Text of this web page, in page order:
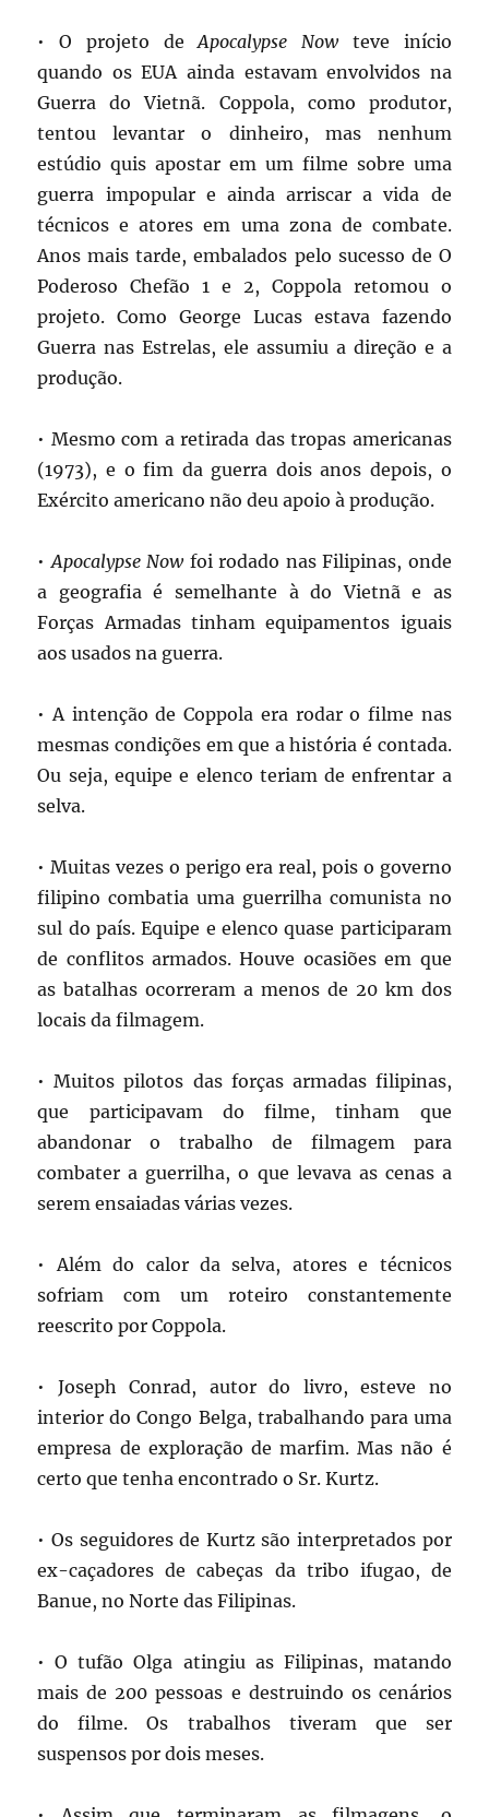
• O projeto deApocalypse Nowteve início
quando os EUA ainda estavam envolvidos na
Guerra do Vietnã. Coppola, como produtor,
tentou levantar o dinheiro, mas nenhum
estúdio quis apostar em um filme sobre uma
guerra impopular e ainda arriscar a vida de
técnicos e atores em uma zona de combate.
Anos mais tarde, embalados pelo sucesso de O
Poderoso Chefão 1 e 2, Coppola retomou o
projeto. Como George Lucas estava fazendo
Guerra nas Estrelas, ele assumiu a direção e a
produção.
• Mesmo com a retirada das tropas americanas
(1973), e o fim da guerra dois anos depois, o
Exército americano não deu apoio à produção.
• Apocalypse Nowfoi rodado nas Filipinas, onde
a geografia é semelhante à do Vietnã e as
Forças Armadas tinham equipamentos iguais
aos usados na guerra.
• A intenção de Coppola era rodar o filme nas
mesmas condições em que a história é contada.
Ou seja, equipe e elenco teriam de enfrentar a
selva.
• Muitas vezes o perigo era real, pois o governo
filipino combatia uma guerrilha comunista no
sul do país. Equipe e elenco quase participaram
de conflitos armados. Houve ocasiões em que
as batalhas ocorreram a menos de 20 km dos
locais da filmagem.
• Muitos pilotos das forças armadas filipinas,
que participavam do filme, tinham que
abandonar o trabalho de filmagem para
combater a guerrilha, o que levava as cenas a
serem ensaiadas várias vezes.
• Além do calor da selva, atores e técnicos
sofriam com um roteiro constantemente
reescrito por Coppola.
• Joseph Conrad, autor do livro, esteve no
interior do Congo Belga, trabalhando para uma
empresa de exploração de marfim. Mas não é
certo que tenha encontrado o Sr. Kurtz.
• Os seguidores de Kurtz são interpretados por
ex-caçadores de cabeças da tribo ifugao, de
Banue, no Norte das Filipinas.
• O tufão Olga atingiu as Filipinas, matando
mais de 200 pessoas e destruindo os cenários
do filme. Os trabalhos tiveram que ser
suspensos por dois meses.